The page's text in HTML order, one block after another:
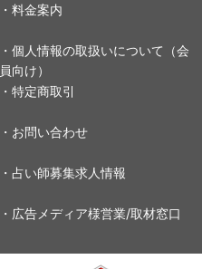
・料金案内
・個人情報の取扱いについて（会
員向け）
・特定商取引
・お問い合わせ
・占い師募集求人情報
・広告メディア様営業/取材窓口